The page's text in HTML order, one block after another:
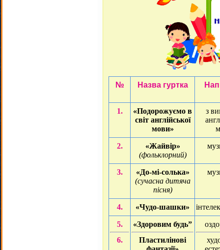
№ Назва гуртка
1.
«Подорожуємо в
світ англійської
мови»
з
2.
«Жайвір»
(фольклорний)
3.
«До-мі-солька»
(сучасна дитяча
пісня)
4. «Чудо-шашки»
5.
6.
«Здоровим будь”
Пластилінові